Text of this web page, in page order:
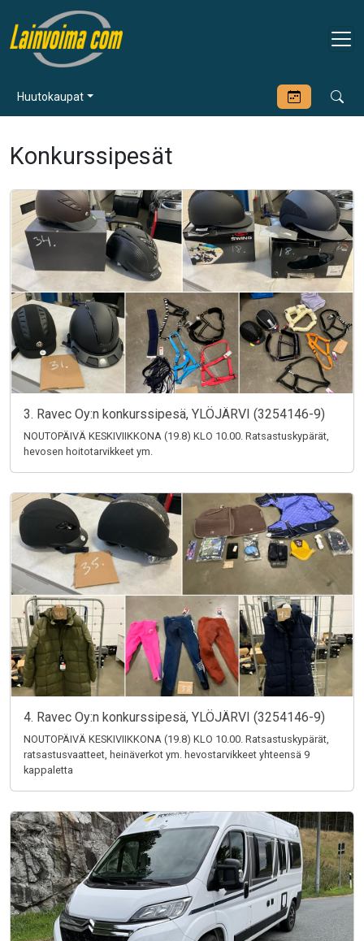
Huutokaupat
Konkurssipesät
3. Ravec Oy:n konkurssipesä, YLÖJÄRVI (3254146-9)
NOUTOPÄIVÄ KESKIVIIKKONA (19.8) KLO 10.00. Ratsastuskypärät,
hevosen hoitotarvikkeet ym.
4. Ravec Oy:n konkurssipesä, YLÖJÄRVI (3254146-9)
NOUTOPÄIVÄ KESKIVIIKKONA (19.8) KLO 10.00. Ratsastuskypärät,
ratsastusvaatteet, heinäverkot ym. hevostarvikkeet yhteensä 9
kappaletta